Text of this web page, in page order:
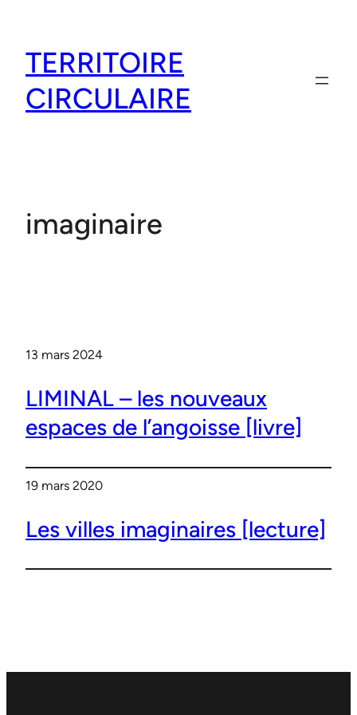
contenu
TERRITOIRE
CIRCULAIRE
imaginaire
13 mars 2024
LIMINAL – les nouveaux
espaces de l’angoisse [livre]
19 mars 2020
Les villes imaginaires [lecture]